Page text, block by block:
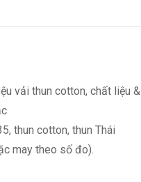
vải thun cotton, chất liệu
thun cotton, thun Thái
may theo số đo).